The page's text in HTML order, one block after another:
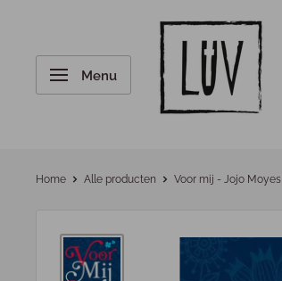
Menu
Home Alle producten Voor mij - Jojo Moyes